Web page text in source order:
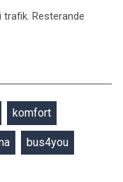
Resterande
komfort
bus4you